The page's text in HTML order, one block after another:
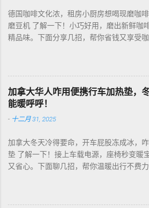
德国咖啡文化浓，租房小厨房想喝现磨咖
磨豆机 了解一下！小巧好用，磨出新鲜咖
精品味。下面分享几招，帮你省钱又享受
挑磨豆机看磨芯，陶瓷的耐用不发热，像
邻居可能嫌吵…… 磨豆有讲究。粗磨适合法
咖啡机，App上查磨豆粗细对照表，新手不
次，存密封罐，早上冲杯咖啡，香到飞起！
贵，网购Amazon.de或本地咖啡店促销，
欧元搞定。华人微信群也有二手交易，20
咖啡磨豆机 让德国华人租房也能喝精品咖
更有味！
加拿大华人咋用便携行车加热垫，
能暖呼呼！
- 十二月 31, 2025
加拿大冬天冷得要命，开车屁股冻成冰，
垫 了解一下！接上车载电源，座椅秒变暖
又省心。下面聊几招，帮你温暖出行不费
质，绒布的舒服又耐用，像Wagan、